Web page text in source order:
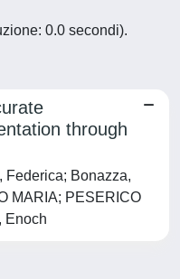
0.0 secondi).
through
Federica; Bonazza,
MARIA; PESERICO
Enoch